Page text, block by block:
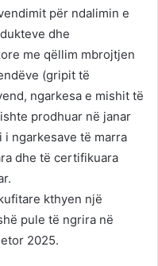
për ndalimin e
dhe
me qëllim mbrojtjen
(gripit të
ngarkesa e mishit të
prodhuar në janar
ngarkesave të marra
dhe të certifikuara
kthyen një
pule të ngrira në
2025.